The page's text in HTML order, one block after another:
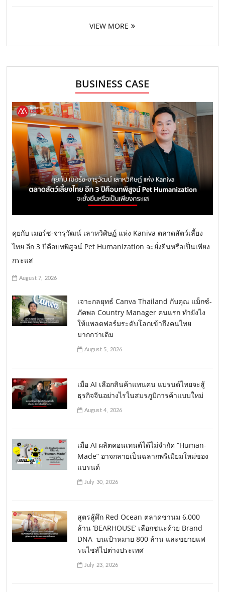
VIEW MORE
BUSINESS CASE
คุยกับ เมอร์ซ-จารุวัฒน์ เลาหวิศิษฏ์ แห่ง Kaniva ตลาดสัตว์เลี้ยง
ไทย อีก 3 ปีคือบทพิสูจน์ Pet Humanization จะยั่งยืนหรือเป็นเพียง
กระแส
August 7, 2026
เจาะกลยุทธ์ Canva Thailand กับคุณ แม็กซ์-
ภัคพล Country Manager คนแรก ทำยังไง
ให้แพลตฟอร์มระดับโลกเข้าถึงคนไทย
มากกว่าเดิม
August 5, 2026
เมื่อ AI เลือกสินค้าแทนคน แบรนด์ไทยจะสู้
ธุรกิจจีนอย่างไรในสมรภูมิการค้าแบบใหม่
August 4, 2026
เมื่อ AI ผลิตคอนเทนต์ได้ไม่จำกัด “Human-
Made” อาจกลายเป็นฉลากพรีเมียมใหม่ของ
แบรนด์
July 30, 2026
สูตรสู้ศึก Red Ocean ตลาดชานม 6,000
ล้าน ‘BEARHOUSE’ เลือกชนะด้วย Brand
DNA บนเป้าหมาย 800 ล้าน และขยายแฟ
รนไชส์ไปต่างประเทศ
July 23, 2026